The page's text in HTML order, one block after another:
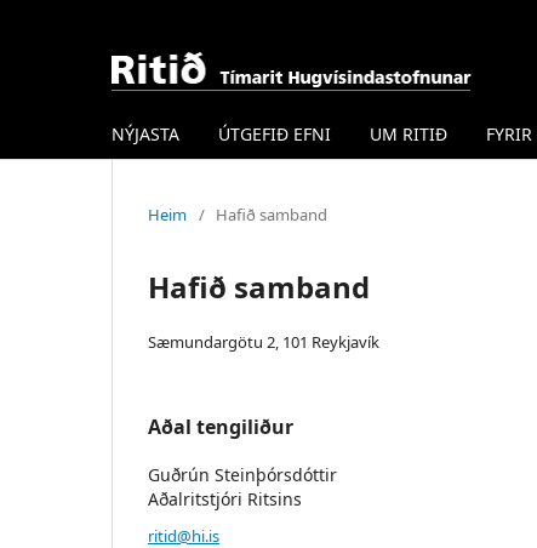
NÝJASTA ÚTGEFIÐ EFNI UM RITIÐ
Heim / Hafið samband
Hafið samband
Sæmundargötu 2, 101 Reykjavík
Aðal tengiliður
Guðrún Steinþórsdóttir
Aðalritstjóri Ritsins
ritid@hi.is